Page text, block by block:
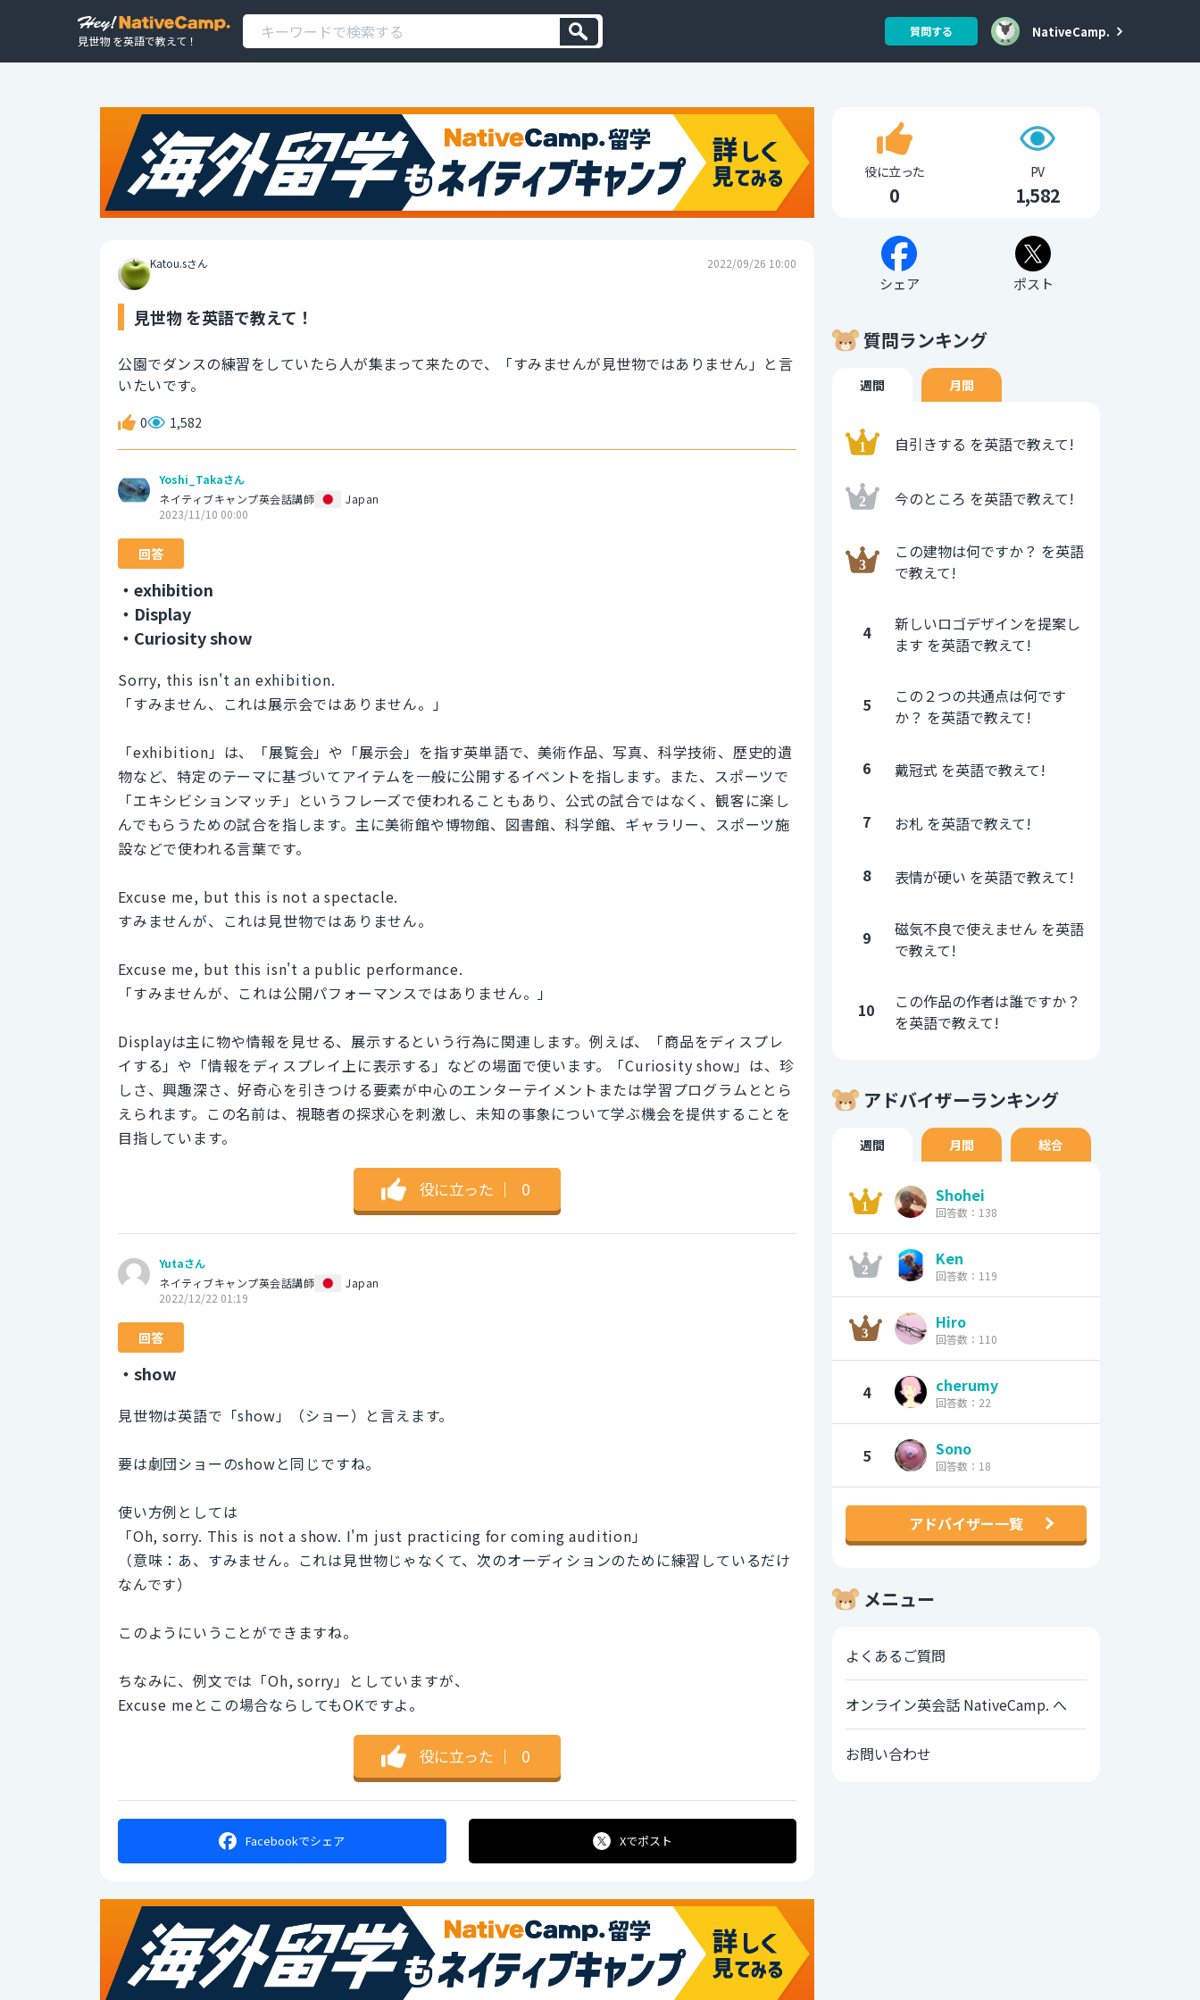
見世物 を英語で教えて！
質問する NativeCamp.
Katou.sさん 2022/09/26 10:00
見世物 を英語で教えて！
公園でダンスの練習をしていたら人が集まって来たので、「すみませんが見世物ではありません」と言
いたいです。
0 1,582
Yoshi_Takaさん
ネイティブキャンプ英会話講師
Japan
2023/11/10 00:00
回答
・exhibition
・Display
・Curiosity show
Sorry, this isn't an exhibition.
「すみません、これは展示会ではありません。」
「exhibition」は、「展覧会」や「展示会」を指す英単語で、美術作品、写真、科学技術、歴史的遺
物など、特定のテーマに基づいてアイテムを一般に公開するイベントを指します。また、スポーツで
「エキシビションマッチ」というフレーズで使われることもあり、公式の試合ではなく、観客に楽し
んでもらうための試合を指します。主に美術館や博物館、図書館、科学館、ギャラリー、スポーツ施
設などで使われる言葉です。
Excuse me, but this is not a spectacle.
すみませんが、これは見世物ではありません。
Excuse me, but this isn't a public performance.
「すみませんが、これは公開パフォーマンスではありません。」
Displayは主に物や情報を見せる、展示するという行為に関連します。例えば、「商品をディスプレ
イする」や「情報をディスプレイ上に表示する」などの場面で使います。「Curiosity show」は、珍
しさ、興趣深さ、好奇心を引きつける要素が中心のエンターテイメントまたは学習プログラムととら
えられます。この名前は、視聴者の探求心を刺激し、未知の事象について学ぶ機会を提供することを
目指しています。
役に立った ｜ 0
Yutaさん
ネイティブキャンプ英会話講師
Japan
2022/12/22 01:19
回答
・show
見世物は英語で「show」（ショー）と言えます。
要は劇団ショーのshowと同じですね。
使い方例としては
「Oh, sorry. This is not a show. I'm just practicing for coming audition」
（意味：あ、すみません。これは見世物じゃなくて、次のオーディションのために練習しているだけ
なんです）
このようにいうことができますね。
ちなみに、例文では「Oh, sorry」としていますが、
Excuse meとこの場合ならしてもOKですよ。
役に立った ｜ 0
Facebookでシェア Xでポスト
役に立った
0
PV
1,582
シェア ポスト
質問ランキング
週間 月間
自引きする を英語で教えて!
今のところ を英語で教えて!
この建物は何ですか？ を英語
で教えて!
4
新しいロゴデザインを提案し
ます を英語で教えて!
5
この２つの共通点は何です
か？ を英語で教えて!
6 戴冠式 を英語で教えて!
7 お札 を英語で教えて!
8 表情が硬い を英語で教えて!
9
磁気不良で使えません を英語
で教えて!
10
この作品の作者は誰ですか？
を英語で教えて!
アドバイザーランキング
週間 月間 総合
Shohei
回答数：138
Ken
回答数：119
Hiro
回答数：110
4 cherumy
回答数：22
5 Sono
回答数：18
アドバイザー一覧
メニュー
よくあるご質問
オンライン英会話 NativeCamp. へ
お問い合わせ